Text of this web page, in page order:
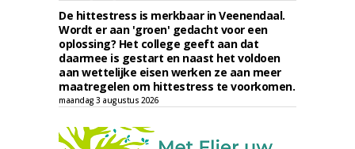
De hittestress is merkbaar in Veenendaal.
Wordt er aan 'groen' gedacht voor een
oplossing? Het college geeft aan dat
daarmee is gestart en naast het voldoen
aan wettelijke eisen werken ze aan meer
maatregelen om hittestress te voorkomen.
maandag 3 augustus 2026